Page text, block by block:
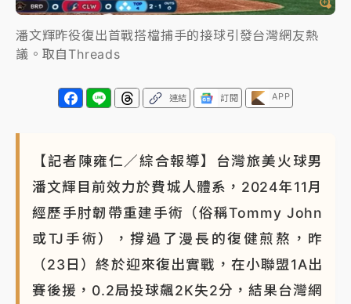
潘文輝昨役復出首戰搭檔捕手的接球引發台灣網友熱
議。取自Threads
連結 訂閱 APP
【記者陳雍仁／綜合報導】台灣旅美火球男
潘文輝目前效力於費城人體系，2024年11月
經歷手肘韌帶重建手術（俗稱Tommy John
或TJ手術），撐過了漫長的復健煎熬，昨
（23日）終於迎來復出實戰，在小聯盟1A出
賽後援，0.2局投球飆2K失2分，結果台灣網